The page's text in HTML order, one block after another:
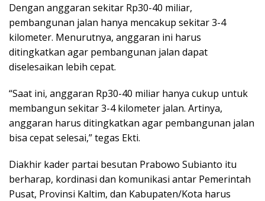
Dengan anggaran sekitar Rp30-40 miliar,
pembangunan jalan hanya mencakup sekitar 3-4
kilometer. Menurutnya, anggaran ini harus
ditingkatkan agar pembangunan jalan dapat
diselesaikan lebih cepat.
“Saat ini, anggaran Rp30-40 miliar hanya cukup untuk
membangun sekitar 3-4 kilometer jalan. Artinya,
anggaran harus ditingkatkan agar pembangunan jalan
bisa cepat selesai,” tegas Ekti.
Diakhir kader partai besutan Prabowo Subianto itu
berharap, kordinasi dan komunikasi antar Pemerintah
Pusat, Provinsi Kaltim, dan Kabupaten/Kota harus